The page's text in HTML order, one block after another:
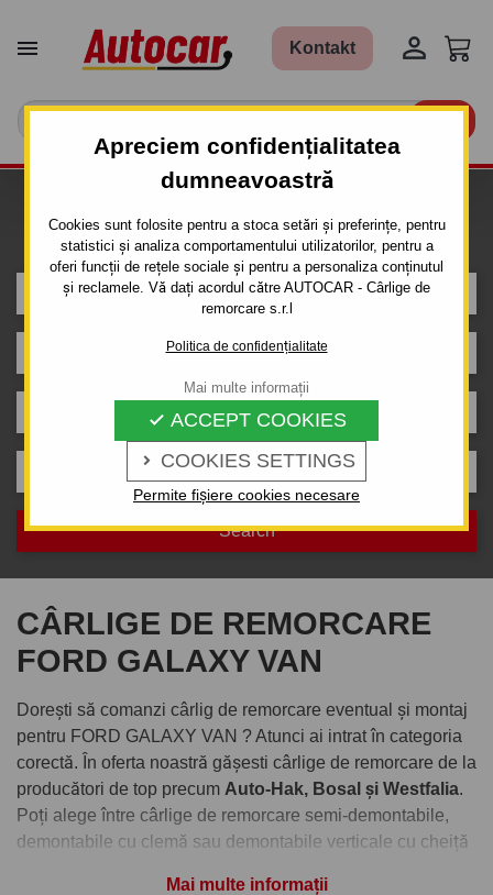
Apreciem confidențialitatea
dumneavoastră
Cookies sunt folosite pentru a stoca setări și preferințe, pentru
statistici și analiza comportamentului utilizatorilor, pentru a
oferi funcții de rețele sociale și pentru a personaliza conținutul
și reclamele. Vă dați acordul către AUTOCAR - Cârlige de
remorcare s.r.l
Politica de confidențialitate
 COOKIES SETTINGS
 ACCEPT COOKIES
Permite fișiere cookies necesare
Mai multe informații
 Kontakt 
mașina
FORD
An de producție
CÂRLIGE DE REMORCARE
FORD GALAXY VAN
Dorești să comanzi cârlig de remorcare eventual și montaj
pentru FORD GALAXY VAN ? Atunci ai intrat în categoria
corectă. În oferta noastră gășesti cârlige de remorcare de la
producători de top precum Auto-Hak, Bosal și Westfalia.
Poți alege între cârlige de remorcare semi-demontabile,
demontabile cu clemă sau demontabile verticale cu cheiță
Mai multe informații